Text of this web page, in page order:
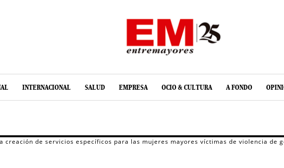
INTERNACIONAL SALUD EMPRESA OCIO & CULTURA A FONDO
creación de servicios específicos para las mujeres mayores víctimas de violencia de